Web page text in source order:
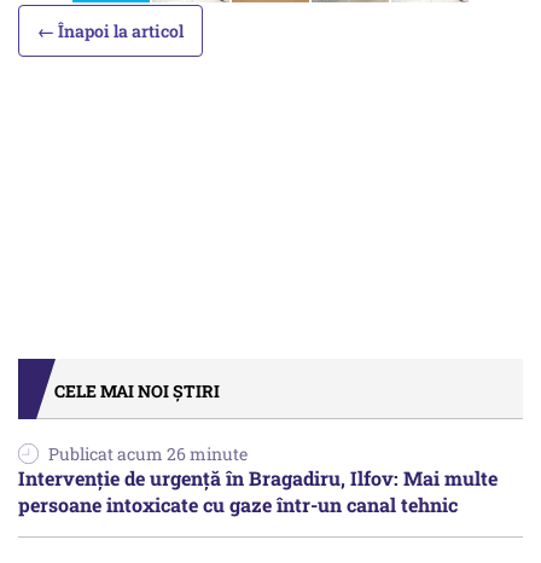
← Înapoi la articol
CELE MAI NOI ȘTIRI
Publicat acum 26 minute
Intervenție de urgență în Bragadiru, Ilfov: Mai multe
persoane intoxicate cu gaze într-un canal tehnic